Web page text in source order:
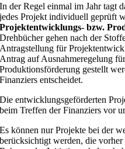
In der Regel einmal im Jahr tagt
jedes Projekt individuell geprüft
Projektentwicklungs- bzw.
Drehbücher gehen nach der
Antragstellung für
Antrag auf Ausnahmeregelung
Produktionsförderung gestellt
Finanziers entscheidet.
Die entwicklungsgeförderten
beim Treffen der Finanziers vor
Es können nur Projekte bei der
berücksichtigt werden, die